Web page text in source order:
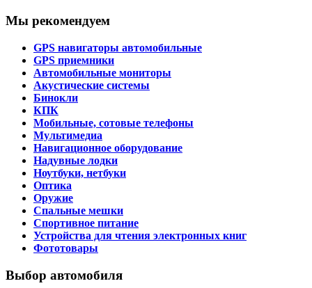
Мы рекомендуем
GPS навигаторы автомобильные
GPS приемники
Автомобильные мониторы
Акустические системы
Бинокли
КПК
Мобильные, сотовые телефоны
Мультимедиа
Навигационное оборудование
Надувные лодки
Ноутбуки, нетбуки
Оптика
Оружие
Спальные мешки
Спортивное питание
Устройства для чтения электронных книг
Фототовары
Выбор автомобиля